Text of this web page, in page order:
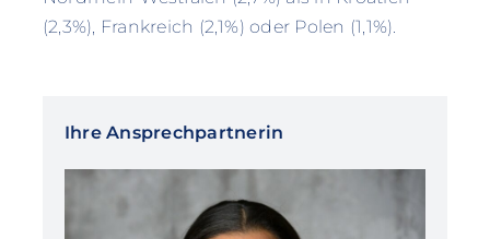
(2,3%), Frankreich (2,1%) oder Polen (1,1%).
Ihre Ansprechpartnerin